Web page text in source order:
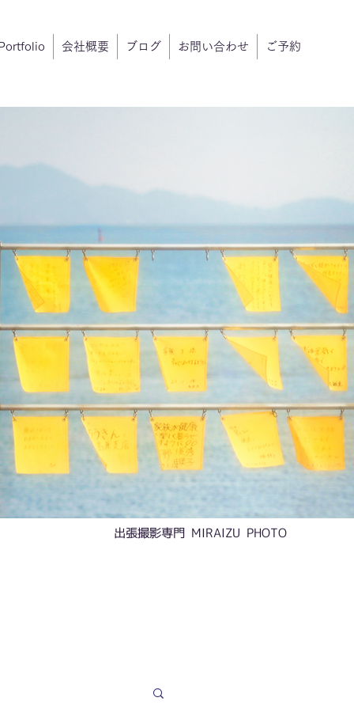
会社概要 ブログ お問い合わせ ご予約
​出張撮影専門 MIRAIZU PHOTO